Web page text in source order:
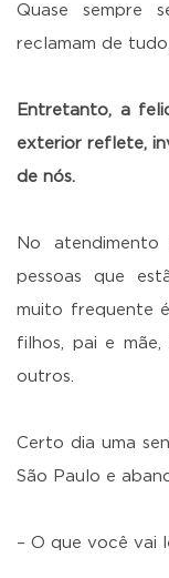
Quase sempre
reclamam de
Entretanto, a
exterior reflete,
de nós.
No
pessoas que
muito frequente
filhos, pai e
outros.
Certo dia uma
São Paulo e
– O que você vai